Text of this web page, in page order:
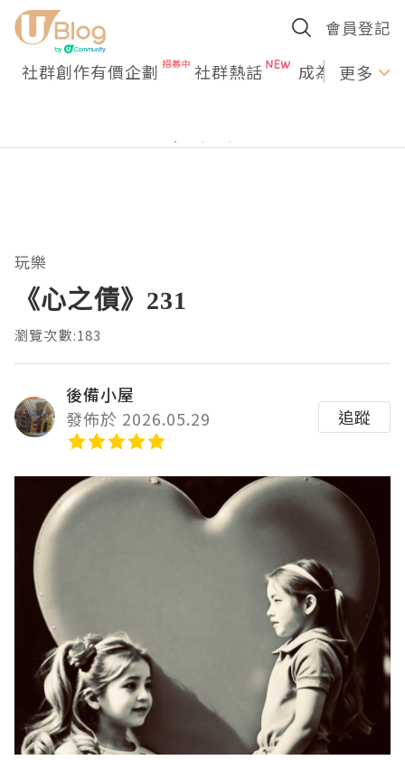
會員登記
社群創作有價企劃 社群熱話 成為U更多
玩樂
《心之債》231
瀏覽次數:183
後備小屋
發佈於 2026.05.29
追蹤